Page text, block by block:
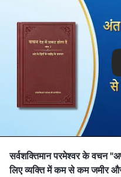
सर्वशक्तिमान परमेश्वर के वचन
लिए व्यक्ति में कम से कम जमीर और